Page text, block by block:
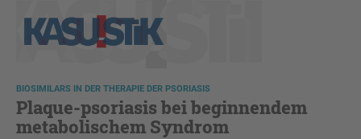
BIOSIMILARS IN DER THERAPIE DER PSORIASIS
Plaque-psoriasis bei beginnendem
metabolischem Syndrom